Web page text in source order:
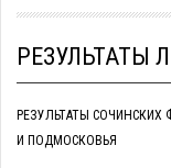
РЕЗУЛЬТАТЫ
РЕЗУЛЬТАТЫ
И ПОДМОСКОВЬЯ